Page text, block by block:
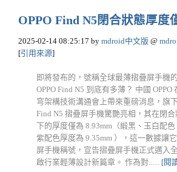
OPPO Find N5閉合狀態厚度
2025-02-14 08:25:17 by mdroid中文版 @
[引用來源]
即將發布的，號稱全球最薄摺疊屏手機的
OPPO Find N5 到底有多薄？ 中國 OPPO
穹架構技術溝通會上帶來重磅消息，旗
Find N5 摺疊屏手機驚艷亮相，其在閉合
下的厚度僅為 8.93mm（緞黑、玉白配色
紫配色厚度為 9.35mm ），這一數據讓
屏手機稱號，宣告摺疊屏手機正式邁入
啟行業輕薄設計新篇章。 作為對...... [閱